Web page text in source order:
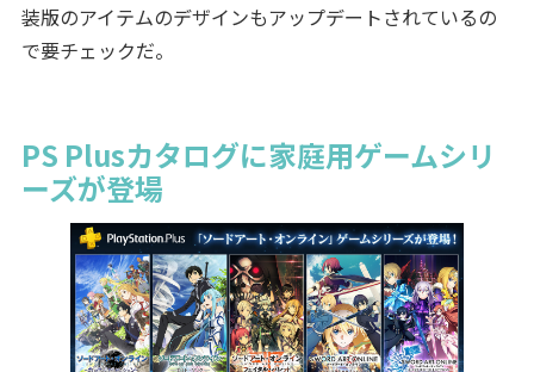
装版のアイテムのデザインもアップデートされているの
で要チェックだ。
PS Plusカタログに家庭用ゲームシリ
ーズが登場